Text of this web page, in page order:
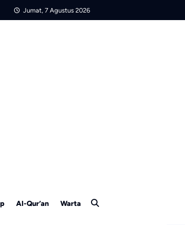
Jumat, 7 Agustus 2026
Al-Qur’an Warta